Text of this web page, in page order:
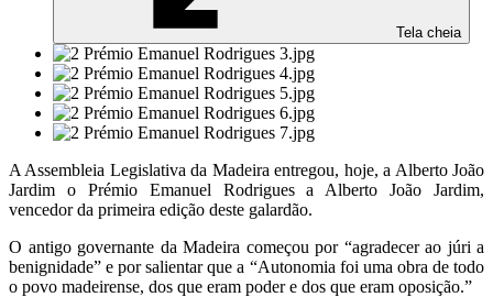
Tela cheia
A Assembleia Legislativa da Madeira entregou, hoje, a Alberto João
Jardim o Prémio Emanuel Rodrigues a Alberto João Jardim,
vencedor da primeira edição deste galardão.
O antigo governante da Madeira começou por “agradecer ao júri a
benignidade” e por salientar que a “Autonomia foi uma obra de todo
o povo madeirense, dos que eram poder e dos que eram oposição.”